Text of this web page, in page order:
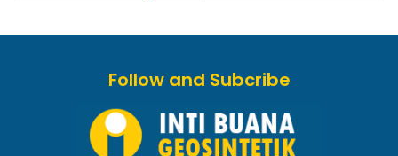
Follow and Subcribe